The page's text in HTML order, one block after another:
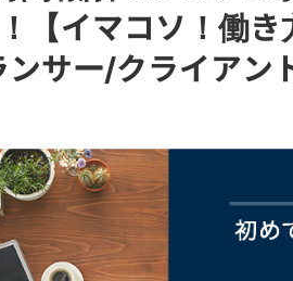
【イマコソ！働
サー/クライアン